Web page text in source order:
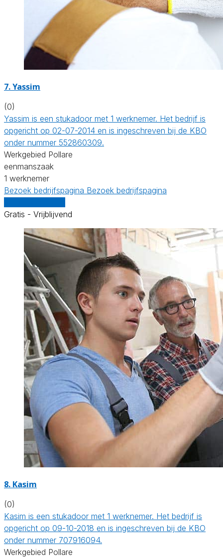
7. Yassim
(0)
Yassim is een stukadoor met 1 werknemer. Het bedrijf is
opgericht op 02-07-2014 en is ingeschreven bij de KBO
onder nummer 552860309.
Werkgebied Pollare
eenmanszaak
1 werknemer
Bezoek bedrijfspagina Bezoek bedrijfspagina
Gratis - Vrijblijvend
8. Kasim
(0)
Kasim is een stukadoor met 1 werknemer. Het bedrijf is
opgericht op 09-10-2018 en is ingeschreven bij de KBO
onder nummer 707916094.
Werkgebied Pollare